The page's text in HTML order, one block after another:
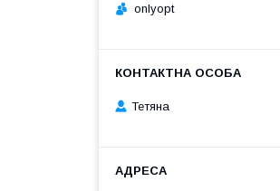
onlyopt
Тетяна